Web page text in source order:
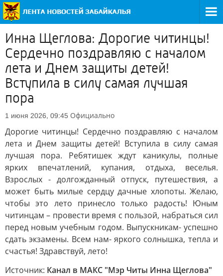
Инна Щеглова: Дорогие читинцы!
Сердечно поздравляю с началом
лета и Днем защиты детей!
Вступила в силу самая лучшая
пора
1 июня 2026, 09:45 Официально
Дорогие читинцы! Сердечно поздравляю с началом
лета и Днем защиты детей! Вступила в силу самая
лучшая пора. Ребятишек ждут каникулы, полные
ярких впечатлений, купания, отдыха, веселья.
Взрослых - долгожданный отпуск, путешествия, а
может быть милые сердцу дачные хлопоты. Желаю,
чтобы это лето принесло только радость! Юным
читинцам – провести время с пользой, набраться сил
перед новым учебным годом. Выпускникам- успешно
сдать экзамены. Всем нам- яркого солнышка, тепла и
счастья! Здравствуй, лето!
Источник: Канал в МАКС "Мэр Читы Инна Щеглова"